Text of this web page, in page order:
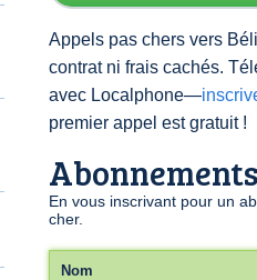
Appels pas chers vers
contrat ni frais cachés.
avec Localphone—
premier appel est gratuit !
En vous inscrivant pour un
cher.
Nom